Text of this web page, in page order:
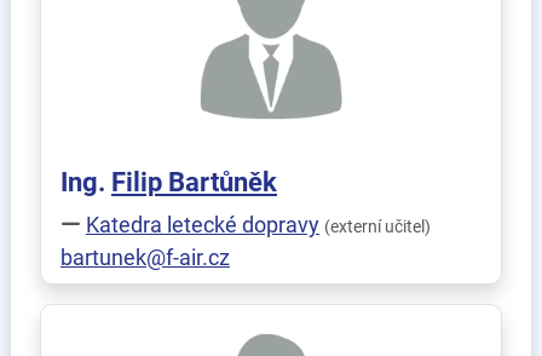
Ing. Filip Bartůněk
Katedra letecké dopravy (externí učitel)
bartunek@f-air.cz